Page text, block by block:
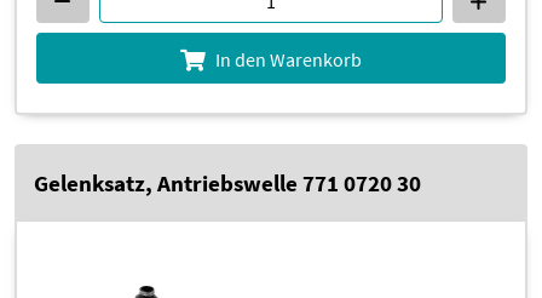
In den Warenkorb
Gelenksatz, Antriebswelle 771 0720 30